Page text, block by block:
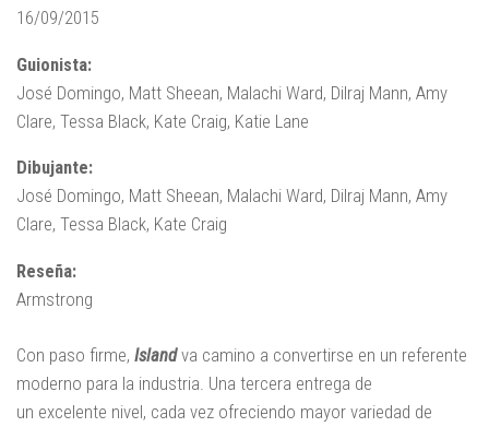
16/09/2015
Guionista:
José Domingo, Matt Sheean, Malachi Ward, Dilraj Mann, Amy
Clare, Tessa Black, Kate Craig, Katie Lane
Dibujante:
José Domingo, Matt Sheean, Malachi Ward, Dilraj Mann, Amy
Clare, Tessa Black, Kate Craig
Reseña:
Armstrong
Con paso firme, Islandva camino a convertirse en un referente
moderno para la industria. Una tercera entrega de
un excelente nivel, cada vez ofreciendo mayor variedad de